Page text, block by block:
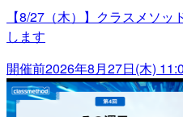
【8/27（木）】クラスメソ
します
開催前2026年8月27日(木)